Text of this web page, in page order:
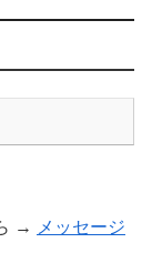
→
メッセージ